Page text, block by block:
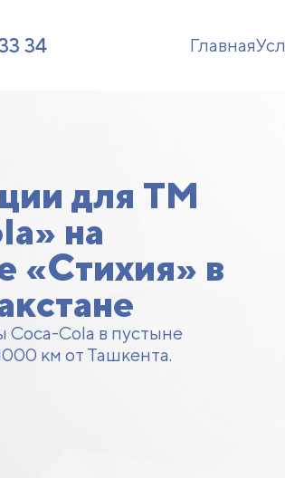
34 Главная
для TM
на
«Стихия» в
Coca-Cola в пустыне
км от Ташкента.